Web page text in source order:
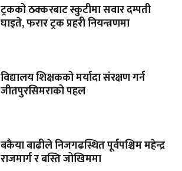
ट्रकको ठक्करबाट स्कुटीमा सवार दम्पती
घाइते, फरार ट्रक प्रहरी नियन्त्रणमा
विद्यालय शिक्षकको मर्यादा संरक्षण गर्न
जीतपुरसिमराको पहल
बकैया बाढीले निजगढस्थित पूर्वपश्चिम महेन्द्र
राजमार्ग र बस्ति जोखिममा